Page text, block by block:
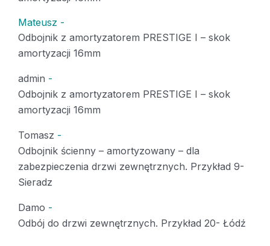
Mateusz -
Odbojnik z amortyzatorem PRESTIGE I – skok
amortyzacji 16mm
admin -
Odbojnik z amortyzatorem PRESTIGE I – skok
amortyzacji 16mm
Tomasz -
Odbojnik ścienny – amortyzowany – dla
zabezpieczenia drzwi zewnętrznych. Przykład 9-
Sieradz
Damo -
Odbój do drzwi zewnętrznych. Przykład 20- Łódź